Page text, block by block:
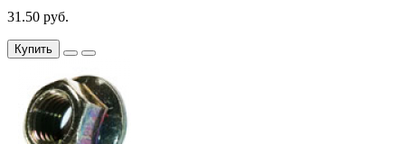
31.50 руб.
Купить